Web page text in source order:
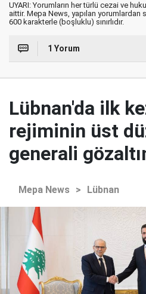
UYARI: Yorumların her türlü cezai ve
aittir. Mepa News, yapılan yorumlardan
600 karakterle (boşluklu) sınırlıdır.
1 Yorum
Lübnan'da ilk
rejiminin üst
generali
Mepa News > Lübnan